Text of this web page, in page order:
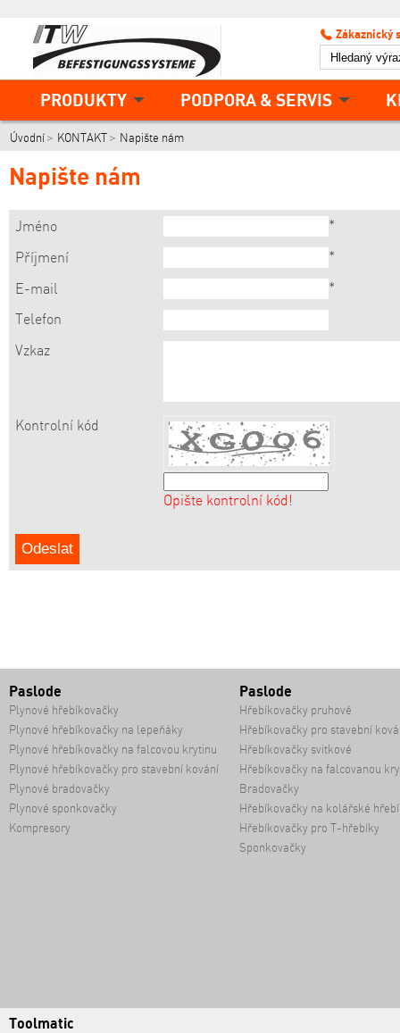
PRODUKTY PODPORA & SERVIS
Zákaznický
Úvodní KONTAKT Napište nám
Napište nám
Jméno
*
Příjmení
*
E-mail
*
Telefon
Vzkaz
Kontrolní kód
Opište kontrolní kód!
Paslode
Plynové hřebíkovačky
Plynové hřebíkovačky na lepeňáky
Plynové hřebíkovačky na falcovou krytinu
Plynové hřebíkovačky pro stavební kování
Plynové bradovačky
Plynové sponkovačky
Kompresory
Paslode
Hřebíkovačky pruhové
Hřebíkovačky pro stavební
Hřebíkovačky svitkové
Hřebíkovačky na falcovanou
Bradovačky
Hřebíkovačky na kolářské
Hřebíkovačky pro T-hřebíky
Sponkovačky
Toolmatic